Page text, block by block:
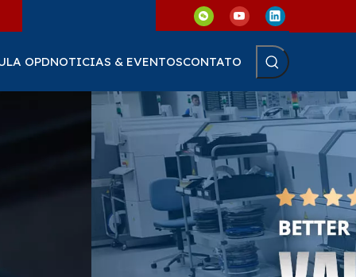
OPDNOTICIAS & EVENTOSCONTATO